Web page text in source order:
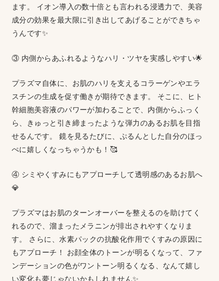
ます。 イオン導入の数十倍とも言われる浸透力で、美容
成分の効果を最大限に引き出してあげることができちゃ
うんです✨
③ 内側からあふれるようなハリ・ツヤを実感しやすい🌟
プラズマ自体に、お肌のハリを支えるコラーゲンやエラ
スチンの生成を促す働きが期待できます。 そこに、ヒト
幹細胞美容液のパワーが加わることで、内側からふっく
ら、きゅっと引き締まったような弾力のあるお肌を目指
せるんです。 鏡を見るたびに、ぷるんとした自分のほっ
ぺに嬉しくなっちゃうかも！🥰
④ シミやくすみにもアプローチして透明感のあるお肌へ
💎
プラズマはお肌のターンオーバーを整えるのを助けてく
れるので、溜まったメラニンが排出されやすくなりま
す。 さらに、水素パックの抗酸化作用でくすみの原因に
もアプローチ！ お顔全体のトーンが明るくなって、ファ
ンデーションの色がワントーン明るくなる、なんて嬉し
い変化も夢じゃないかもしれません✨